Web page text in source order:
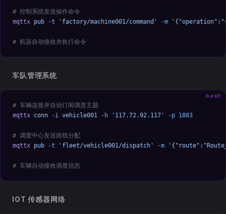
# 控制系统发送操作命令
mqttx pub -t 'factory/machine001/command' -m
# 机器自动接收并执行命令
车队管理系统
bash
# 车辆连接并自动订阅调度主题
mqttx conn -i vehicle001 -h '117.72.92.117' -p 1883
# 调度中心发送路线分配
mqttx pub -t 'fleet/vehicle001/dispatch' -m
# 车辆自动接收调度信息
IOT 传感器网络